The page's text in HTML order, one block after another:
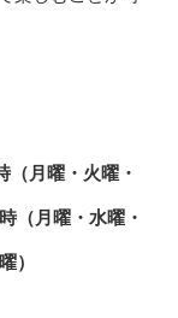
（月曜・火曜・
（月曜・水曜・
）